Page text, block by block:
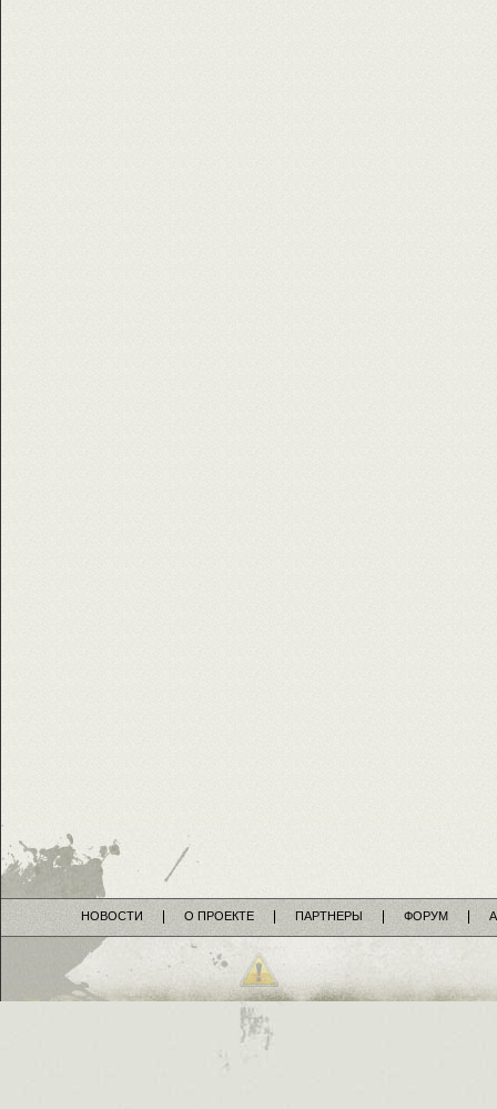
НОВОСТИ О ПРОЕКТЕ ПАРТНЕРЫ ФОРУМ